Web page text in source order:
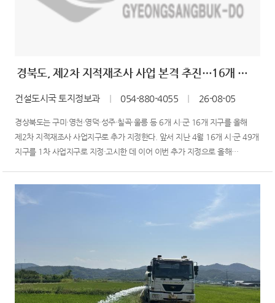
경북도, 제2차 지적재조사 사업 본격 추진…16개 사업지구 추가 지정
건설도시국 토지정보과 ｜ 054-880-4055 ｜ 26-08-05
경상북도는 구미·영천·영덕·성주·칠곡·울릉 등 6개 시·군 16개 지구를 올해
제2차 지적재조사 사업지구로 추가 지정한다. 앞서 지난 4월 16개 시·군 49개
지구를 1차 사업지구로 지정·고시한 데 이어 이번 추가 지정으로 올해